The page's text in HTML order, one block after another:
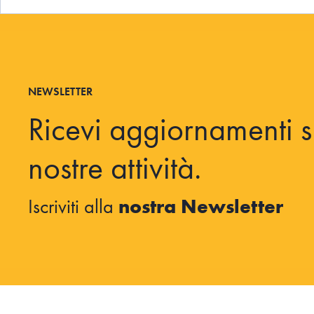
NEWSLETTER
Ricevi aggiornamenti
nostre attività.
Iscriviti alla nostra Newsletter